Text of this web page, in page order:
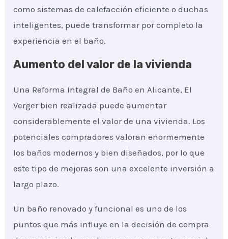
como sistemas de calefacción eficiente o duchas
inteligentes, puede transformar por completo la
experiencia en el baño.
Aumento del valor de la vivienda
Una Reforma Integral de Baño en Alicante, El
Verger bien realizada puede aumentar
considerablemente el valor de una vivienda. Los
potenciales compradores valoran enormemente
los baños modernos y bien diseñados, por lo que
este tipo de mejoras son una excelente inversión a
largo plazo.
Un baño renovado y funcional es uno de los
puntos que más influye en la decisión de compra